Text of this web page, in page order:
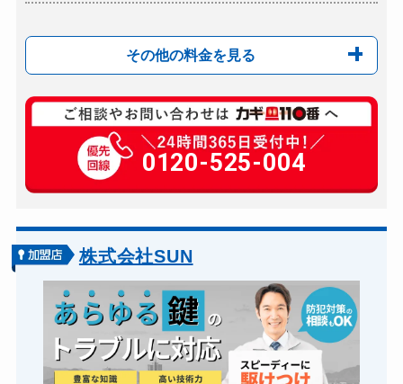
その他の料金を見る
玄関カギ開け 8,800円～(税込)
玄関カギ修理 6,600円～(税込)
玄関カギ作成 ―
車カギ開け
バイクカギ開け 6,600円～(税込)
バイクカギ作成 11,000円～(税込)
スーツケースカギ開け 3,300円～(税込)
スーツケースカギ作成 3,300円～(税込)
0120-525-004
株式会社SUN